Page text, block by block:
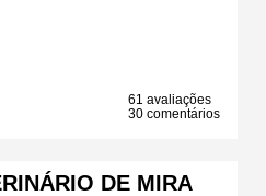
61 avaliações
30 comentários
DE MIRA